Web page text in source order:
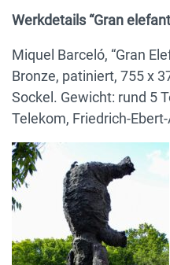
Werkdetails “Gran
Miquel Barceló, “Gran
Bronze, patiniert, 755 x
Sockel. Gewicht: rund 5
Telekom, Friedrich-